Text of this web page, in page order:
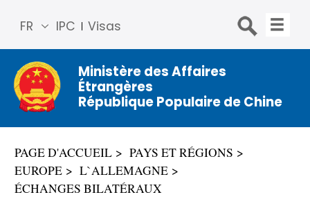
IPC Visas
FR
简体
中文
Engli
sh
Русс
Espa
ñol
Ministère des Affaires
Étrangères
République Populaire de Chine
PAGE D'ACCUEIL
PAYS ET RÉGIONS
EUROPE
L`ALLEMAGNE
ÉCHANGES BILATÉRAUX